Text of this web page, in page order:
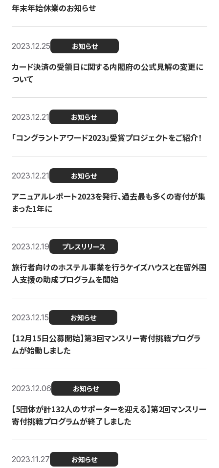
年末年始休業のお知らせ
2023.12.25 お知らせ
カード決済の受領日に関する内閣府の公式見解の変更に
ついて
2023.12.21 お知らせ
「コングラントアワード2023」受賞プロジェクトをご紹介！
2023.12.21 お知らせ
アニュアルレポート2023を発行、過去最も多くの寄付が集
まった1年に
2023.12.19 プレスリリース
旅行者向けのホステル事業を行うケイズハウスと在留外国
人支援の助成プログラムを開始
2023.12.15 お知らせ
【12月15日公募開始】第3回マンスリー寄付挑戦プログラ
ムが始動しました
2023.12.06 お知らせ
【5団体が計132人のサポーターを迎える】第2回マンスリー
寄付挑戦プログラムが終了しました
2023.11.27 お知らせ